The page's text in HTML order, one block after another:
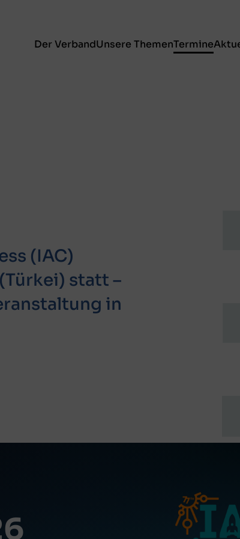
Der VerbandUnsere ThemenTermine
(IAC)
statt –
in